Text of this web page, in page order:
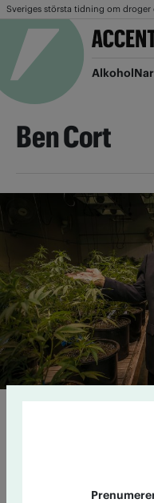
Sveriges största tidning om
Alkohol
Ben Cort
Välkommen
där
I Denver,
butik som säljer
ny, pengastark industri –